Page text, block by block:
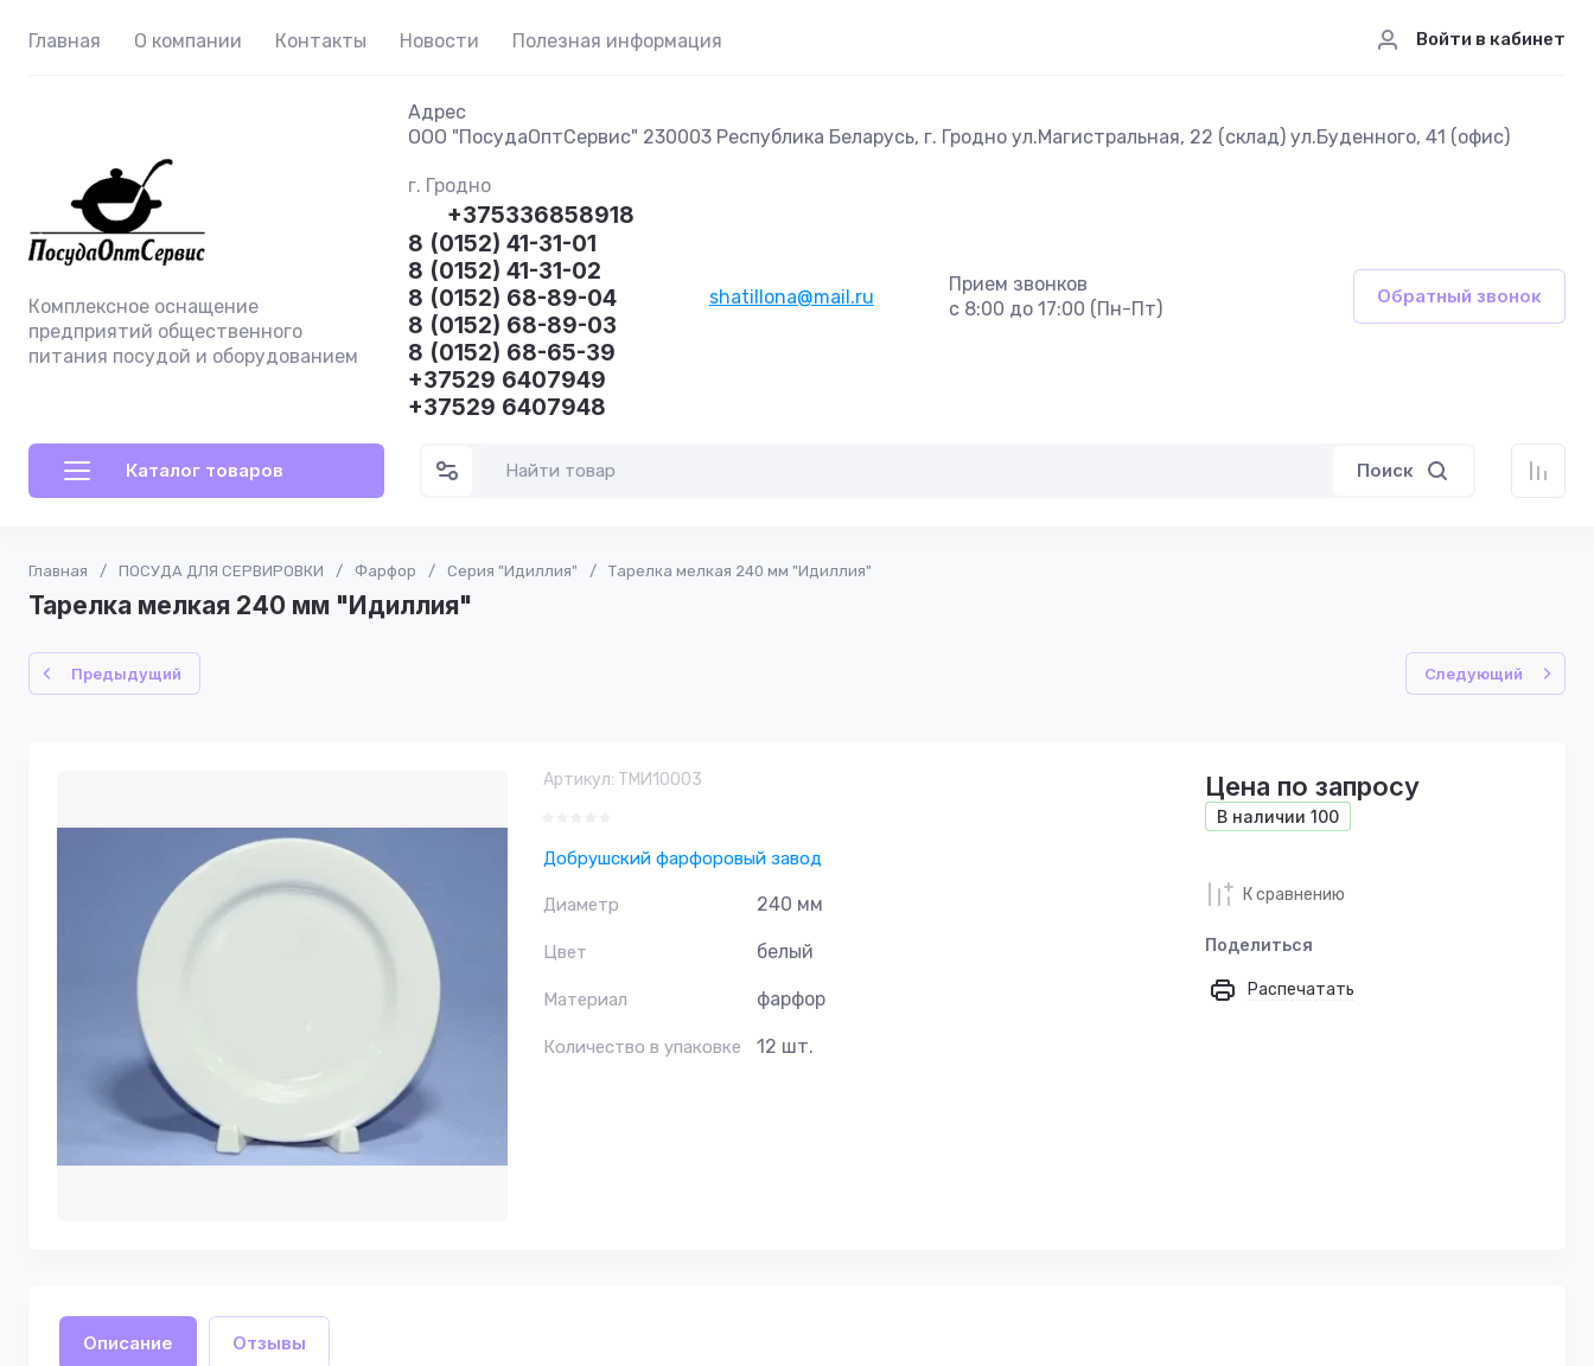
Главная О компании Контакты Новости Полезная информация Войти в кабинет
Комплексное оснащение
предприятий общественного
питания посудой и оборудованием
Адрес
ООО "ПосудаОптСервис" 230003 Республика Беларусь, г. Гродно ул.Магистральная, 22 (склад) ул.Буденного, 41 (офис)
г. Гродно
+375336858918
8 (0152) 41-31-01
8 (0152) 41-31-02
8 (0152) 68-89-04
8 (0152) 68-89-03
8 (0152) 68-65-39
+37529 6407949
+37529 6407948
shatillona@mail.ru
Прием звонков
с 8:00 до 17:00 (Пн-Пт)
Обратный звонок
Каталог товаров Поиск
Главная / ПОСУДА ДЛЯ СЕРВИРОВКИ / Фарфор / Серия "Идиллия" / Тарелка мелкая 240 мм "Идиллия"
Тарелка мелкая 240 мм "Идиллия"
Предыдущий Следующий
Артикул: ТМИ10003
Добрушский фарфоровый завод
Диаметр 240 мм
Цвет белый
Материал фарфор
Количество в упаковке 12 шт.
В наличии 100
Цена по запросу
К сравнению
Поделиться
Распечатать
Описание Отзывы